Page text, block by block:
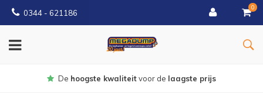
0344 - 621186
0
Gratisbezorgd vanaf € 150